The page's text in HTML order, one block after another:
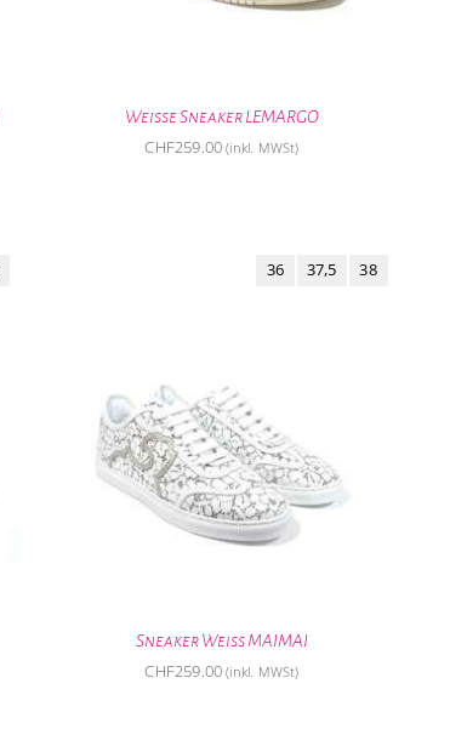
Weisse Sneaker LEMARGO
CHF259.00 (inkl. MWSt)
Sneaker Weiss MAIMAI
36 37,5 38
CHF259.00 (inkl. MWSt)